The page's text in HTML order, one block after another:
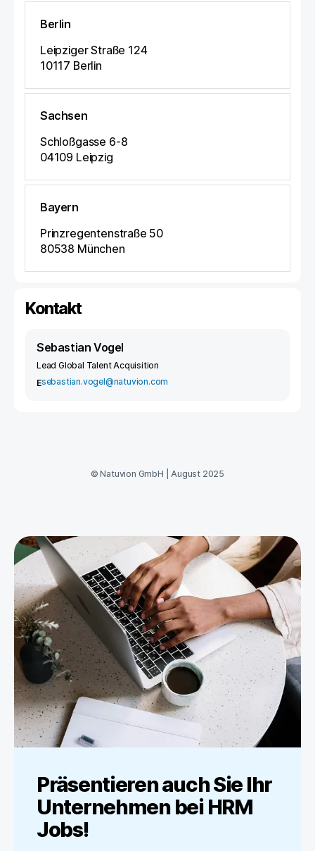
Berlin
Leipziger Straße 124
10117 Berlin
Sachsen
Schloßgasse 6-8
04109 Leipzig
Bayern
Prinzregentenstraße 50
80538 München
Kontakt
Sebastian Vogel
Lead Global Talent Acquisition
Esebastian.vogel@natuvion.com
©Natuvion GmbH August 2025
Präsentieren auch Sie Ihr
Unternehmen bei HRM
Jobs!